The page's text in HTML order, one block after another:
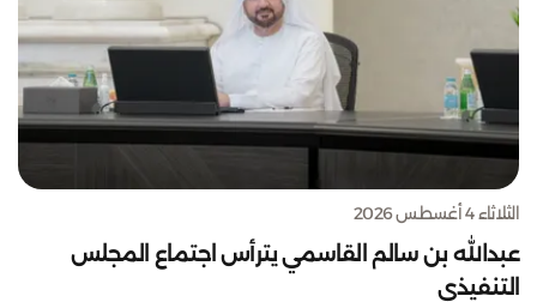
الثلاثاء 4 أغسطس 2026
عبدالله بن سالم القاسمي يترأس اجتماع المجلس
التنفيذي